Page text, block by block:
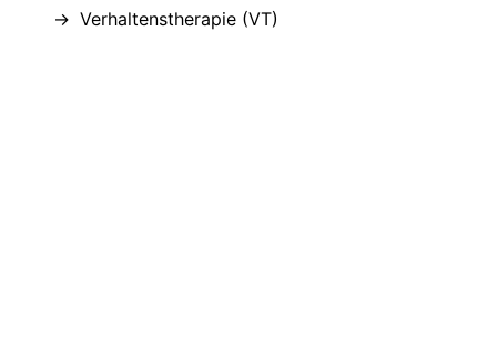
Verhaltenstherapie (VT)